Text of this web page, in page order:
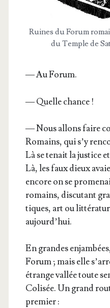
Ruines du Forum
du Temple de
— Au Forum.
— Quelle chance !
— Nous allons faire
Romains, qui s’y
Là se tenait la jus­tice
Là, les faux dieux
encore on se
romains, dis­cu­tant
tiques, art ou
aujourd’hui.
En grandes
Forum ; mais elle
étrange val­lée toute
Coli­sée. Un grand
premier :